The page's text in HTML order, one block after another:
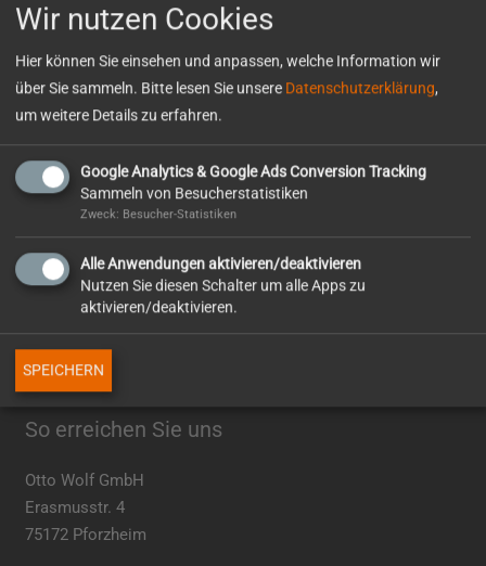
Ausführung
Uhland Bau Mühlacker Bauhaus Pforzheim
Mitgliedschaften
So erreichen Sie uns
Otto Wolf GmbH
Erasmusstr. 4
75172 Pforzheim
Wir nutzen Cookies
Hier können Sie einsehen und anpassen, welche Information wir
über Sie sammeln. Bitte lesen Sie unsere Datenschutzerklärung,
um weitere Details zu erfahren.
Google Analytics & Google Ads Conversion Tracking
Sammeln von Besucherstatistiken
Zweck: Besucher-Statistiken
Alle Anwendungen aktivieren/deaktivieren
Nutzen Sie diesen Schalter um alle Apps zu
aktivieren/deaktivieren.
SPEICHERN